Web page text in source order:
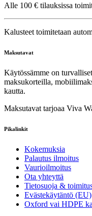
Alle 100 € tilauksissa
Kalusteet toimitetaan
Maksutavat
Käytössämme on
maksukorteilla,
kautta.
Maksutavat tarjoaa Viva
Pikalinkit
Kokemuksia
Palautus ilmoitus
Vaurioilmoitus
Ota yhteyttä
Tietosuoja &
Evästekäytäntö (EU)
Oxford vai HDPE